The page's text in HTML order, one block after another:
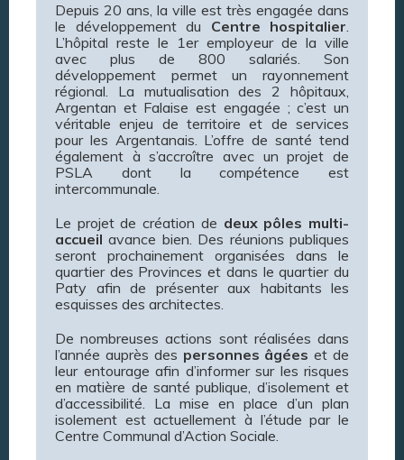
Depuis 20 ans, la ville est très engagée dans
le développement du Centre hospitalier.
L’hôpital reste le 1er employeur de la ville
avec plus de 800 salariés. Son
développement permet un rayonnement
régional. La mutualisation des 2 hôpitaux,
Argentan et Falaise est engagée ; c’est un
véritable enjeu de territoire et de services
pour les Argentanais. L’offre de santé tend
également à s’accroître avec un projet de
PSLA dont la compétence est
intercommunale.
Le projet de création de deux pôles multi-
accueil avance bien. Des réunions publiques
seront prochainement organisées dans le
quartier des Provinces et dans le quartier du
Paty afin de présenter aux habitants les
esquisses des architectes.
De nombreuses actions sont réalisées dans
l’année auprès des personnes âgées et de
leur entourage afin d’informer sur les risques
en matière de santé publique, d’isolement et
d’accessibilité. La mise en place d’un plan
isolement est actuellement à l’étude par le
Centre Communal d’Action Sociale.